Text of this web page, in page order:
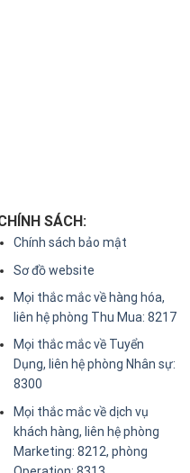
SÁCH:
Chính sách bảo mật
Sơ đồ website
Mọi thắc mắc về hàng hóa,
liên hệ phòng Thu Mua: 8217
Mọi thắc mắc về Tuyển
Dụng, liên hệ phòng Nhân sự:
8300
Mọi thắc mắc về dịch vụ
khách hàng, liên hệ phòng
Marketing: 8212, phòng